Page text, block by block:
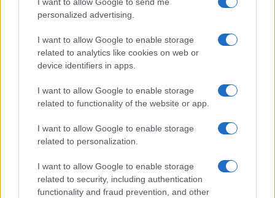
personalized advertising.
I want to allow Google to enable storage
related to analytics like cookies on web or
device identifiers in apps.
I want to allow Google to enable storage
related to functionality of the website or app.
I want to allow Google to enable storage
related to personalization.
I want to allow Google to enable storage
related to security, including authentication
functionality and fraud prevention, and other
por parte de Banco Santander
Marta Ruiz · 5 Ago 2026